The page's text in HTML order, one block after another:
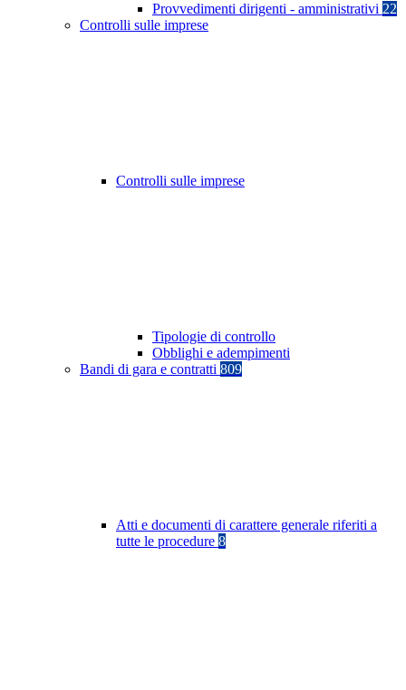
Provvedimenti dirigenti - amministrativi 22
Controlli sulle imprese
Controlli sulle imprese
Tipologie di controllo
Obblighi e adempimenti
Bandi di gara e contratti 809
Atti e documenti di carattere generale riferiti a
tutte le procedure 8